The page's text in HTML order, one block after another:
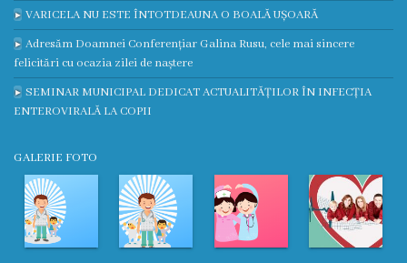
muncă
Donații
Anticorupție
Declarații
răspundere
managerială
VARICELA NU ESTE ÎNTOTDEAUNA O BOALĂ UȘOARĂ
Adresăm Doamnei Conferențiar Galina Rusu, cele mai sincere
felicitări cu ocazia zilei de naștere
SEMINAR MUNICIPAL DEDICAT ACTUALITĂȚILOR ÎN INFECȚIA
ENTEROVIRALĂ LA COPII
GALERIE FOTO